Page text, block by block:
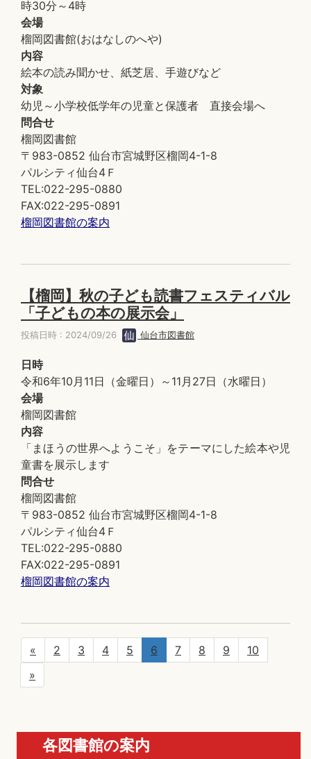
時30分～4時
会場
榴岡図書館(おはなしのへや)
内容
絵本の読み聞かせ、紙芝居、手遊びなど
対象
幼児～小学校低学年の児童と保護者 直接会場へ
問合せ
榴岡図書館
〒983-0852 仙台市宮城野区榴岡4-1-8
パルシティ仙台4Ｆ
TEL:022-295-0880
FAX:022-295-0891
榴岡図書館の案内
【榴岡】秋の子ども読書フェスティバル
「子どもの本の展示会」
投稿日時 : 2024/09/26 仙台市図書館
日時
令和6年10月11日（金曜日）～11月27日（水曜日）
会場
榴岡図書館
内容
「まほうの世界へようこそ」をテーマにした絵本や児
童書を展示します
問合せ
榴岡図書館
〒983-0852 仙台市宮城野区榴岡4-1-8
パルシティ仙台4Ｆ
TEL:022-295-0880
FAX:022-295-0891
榴岡図書館の案内
« 2 3 4 5 6 7 8 9
10
»
各図書館の案内